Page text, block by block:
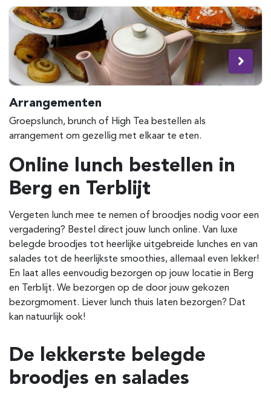
Arrangementen
Groepslunch, brunch of High Tea bestellen als
arrangement om gezellig met elkaar te eten.
Online lunch bestellen in
Berg en Terblijt
Vergeten lunch mee te nemen of broodjes nodig voor een
vergadering? Bestel direct jouw lunch online. Van luxe
belegde broodjes tot heerlijke uitgebreide lunches en van
salades tot de heerlijkste smoothies, allemaal even lekker!
En laat alles eenvoudig bezorgen op jouw locatie in Berg
en Terblijt. We bezorgen op de door jouw gekozen
bezorgmoment. Liever lunch thuis laten bezorgen? Dat
kan natuurlijk ook!
De lekkerste belegde
broodjes en salades